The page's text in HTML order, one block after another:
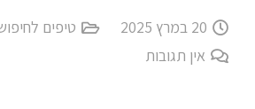
20 במרץ 2025
טיפים
אין תגובות